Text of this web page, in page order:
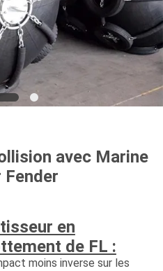
avec Marine
Fender
en
de FL :
moins inverse sur les